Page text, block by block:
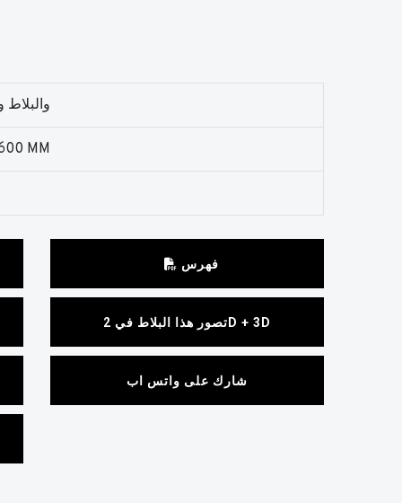
MM
فهرس
تصور هذا البلاط في 2D + 3D
شارك على واتس اب